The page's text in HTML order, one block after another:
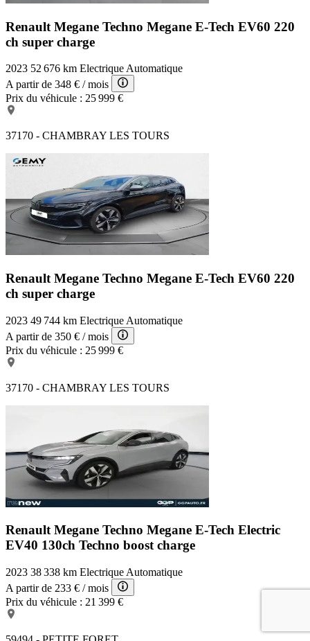
Renault Megane Techno Megane E-Tech EV60 220
ch super charge
2023 52 676 km Electrique Automatique
A partir de 348 € / mois
Prix du véhicule : 25 999 €
37170 - CHAMBRAY LES TOURS
Renault Megane Techno Megane E-Tech EV60 220
ch super charge
2023 49 744 km Electrique Automatique
A partir de 350 € / mois
Prix du véhicule : 25 999 €
37170 - CHAMBRAY LES TOURS
Renault Megane Techno Megane E-Tech Electric
EV40 130ch Techno boost charge
2023 38 338 km Electrique Automatique
A partir de 233 € / mois
Prix du véhicule : 21 399 €